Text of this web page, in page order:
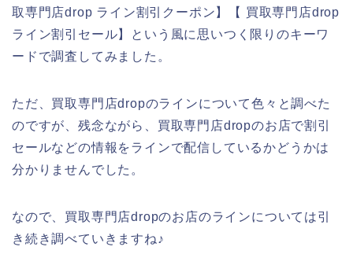
取専門店drop ライン割引クーポン】【 買取専門店drop
ライン割引セール】という風に思いつく限りのキーワ
ードで調査してみました。
ただ、買取専門店dropのラインについて色々と調べた
のですが、残念ながら、買取専門店dropのお店で割引
セールなどの情報をラインで配信しているかどうかは
分かりませんでした。
なので、買取専門店dropのお店のラインについては引
き続き調べていきますね♪